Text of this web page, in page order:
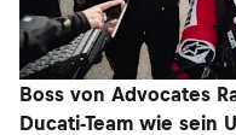
Boss von Advocates
Ducati-Team wie sein